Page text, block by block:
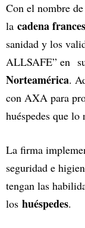
Con el nombre
la cadena
sanidad y los
ALLSAFE” en
Norteamérica.
con AXA para
huéspedes que lo
La firma
seguridad e
tengan las
los huéspedes.